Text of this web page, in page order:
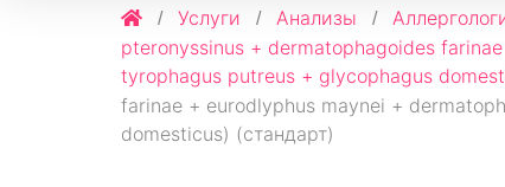
Услуги Анализы
pteronyssinus + dermatophagoides
tyrophagus putreus + glycophagus
farinae + eurodlyphus maynei +
domesticus) (стандарт)